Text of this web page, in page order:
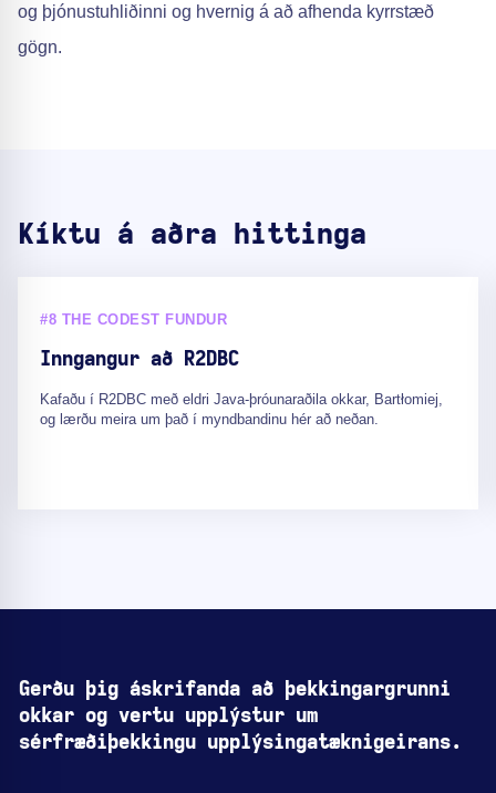
og þjónustuhliðinni og hvernig á að afhenda kyrrstæð
gögn.
Kíktu á aðra hittinga
#8 THE CODEST FUNDUR
Inngangur að R2DBC
Kafaðu í R2DBC með eldri Java-þróunaraðila okkar, Bartłomiej,
og lærðu meira um það í myndbandinu hér að neðan.
Gerðu þig áskrifanda að þekkingargrunni
okkar og vertu upplýstur um
sérfræðiþekkingu upplýsingatæknigeirans.